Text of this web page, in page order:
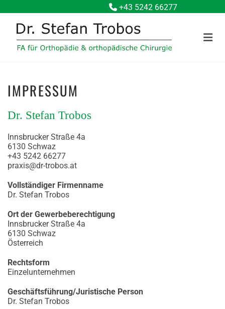
 +43 5242 66277
IMPRESSUM
Dr. Stefan Trobos
Innsbrucker Straße 4a
6130 Schwaz
+43 5242 66277
praxis@dr-trobos.at
Vollständiger Firmenname
Dr. Stefan Trobos
Ort der Gewerbeberechtigung
Innsbrucker Straße 4a
6130 Schwaz
Österreich
Rechtsform
Einzelunternehmen
Geschäftsführung/Juristische Person
Dr. Stefan Trobos